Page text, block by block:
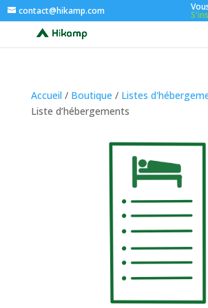
contact@hikamp.com
Accueil / Boutique / Listes
Liste d’hébergements